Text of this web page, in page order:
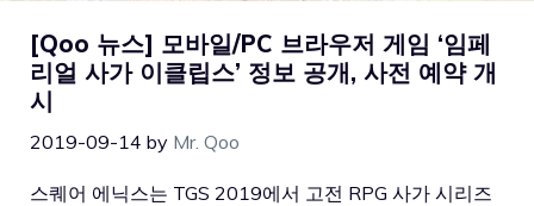
[Qoo 뉴스] 모바일/PC 브라우저 게임 ‘임페
리얼 사가 이클립스’ 정보 공개, 사전 예약 개
시
2019-09-14 by Mr. Qoo
스퀘어 에닉스는 TGS 2019에서 고전 RPG 사가 시리즈